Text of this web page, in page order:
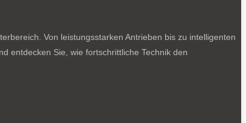
Von leistungsstarken Antrieben bis zu intelligenten
entdecken Sie, wie fortschrittliche Technik den